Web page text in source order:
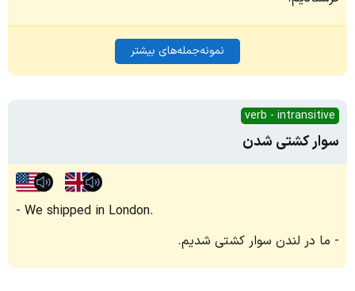
نمونه‌جمله‌های بیشتر
verb - intransitive
سوار کشتی شدن
We shipped in London.
ما در لندن سوار کشتی شدیم.